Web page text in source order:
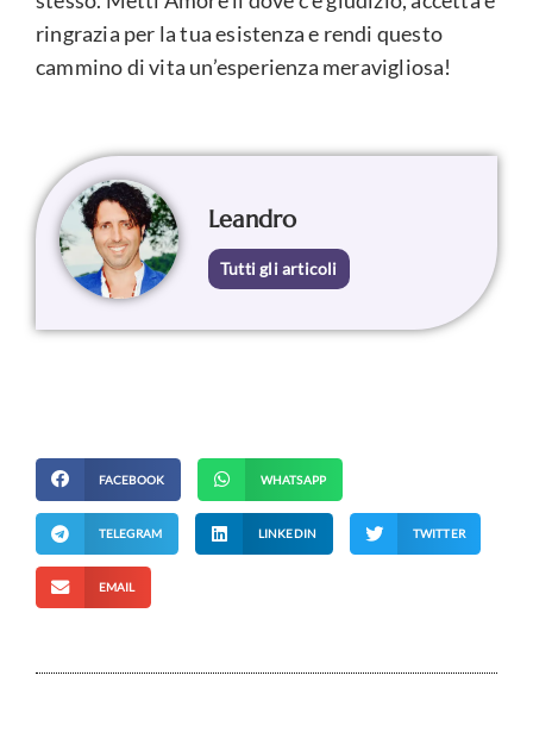
ringrazia per la tua esistenza e rendi questo
cammino di vita un’esperienza meravigliosa!
Leandro
Tutti gli articoli
FACEBOOK WHATSAPP
TELEGRAM LINKEDIN TWITTER
EMAIL